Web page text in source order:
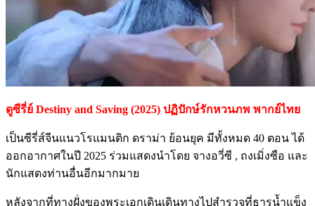
ดูซีรี่ย์ Destiny and Saving (2025) ปฏิปักษ์รักหวนภพ พากย์ไทย
เป็นซีรี่ส์จีนแนวโรแมนติก ดราม่า ย้อนยุค มีทั้งหมด 40 ตอน ได้
ออกอากาศในปี 2025 ร่วมแสดงนำโดย จางอวี่ซี , ถงเมิ่งซือ และ
นักแสดงท่านอื่นอีกมากมาย
หลังจากที่ทางฝั่งของพระเอกเดินเดินทางไปสำรวจที่ธารน้ำแข็ง